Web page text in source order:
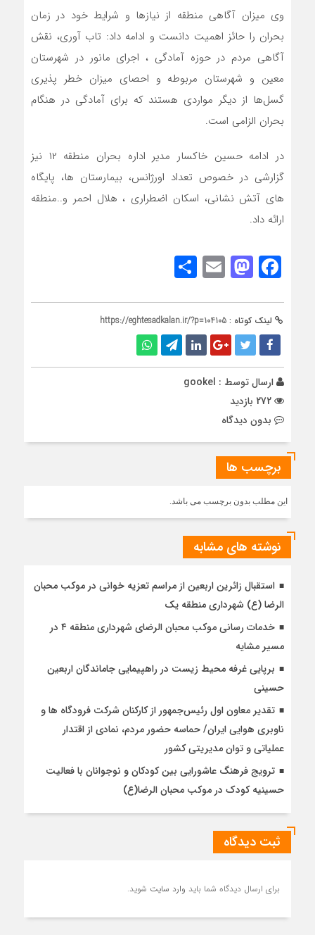
وی میزان آگاهی منطقه از نیازها و شرایط خود در زمان
بحران را حائز اهمیت دانست و ادامه داد: تاب آوری، نقش
آگاهی مردم در حوزه آمادگی ، اجرای مانور در شهرستان
معین و شهرستان مربوطه و احصای میزان خطر پذیری
گسل‌ها از دیگر مواردی هستند که برای آمادگی در هنگام
بحران الزامی است.
در ادامه حسین خاکسار مدیر اداره بحران منطقه ۱۲ نیز
گزارشی در خصوص تعداد اورژانس، بیمارستان ها، پایگاه
های آتش نشانی، اسکان اضطراری ، هلال احمر و..منطقه
ارائه داد.
Facebook
Mastodon
Email
لینک کوتاه : https://eghtesadkalan.ir/?p=104105
ارسال توسط : gookel
بدون دیدگاه
برچسب ها
این مطلب بدون برچسب می باشد.
نوشته های مشابه
استقبال زائرین اربعین از مراسم تعزیه خوانی در موکب محبان
الرضا (ع) شهرداری منطقه یک
خدمات رسانی موکب محبان الرضای شهرداری منطقه ۴ در
مسیر مشایه
برپایی غرفه محیط زیست در راهپیمایی جاماندگان اربعین
حسینی
تقدیر معاون اول رئیس‌جمهور از کارکنان شرکت فرودگاه ها و
ناوبری هوایی ایران/ حماسه حضور مردم، نمادی از اقتدار
عملیاتی و توان مدیریتی کشور
ترویج فرهنگ عاشورایی بین کودکان و نوجوانان با فعالیت
حسینیه کودک در موکب محبان الرضا(ع)
ثبت دیدگاه
برای ارسال دیدگاه شما باید وارد سایت شوید.